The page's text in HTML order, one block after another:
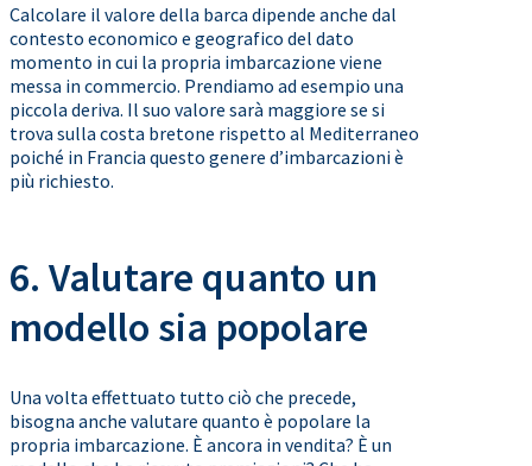
Calcolare il valore della barca dipende anche dal
contesto economico e geografico del dato
momento in cui la propria imbarcazione viene
messa in commercio. Prendiamo ad esempio una
piccola deriva. Il suo valore sarà maggiore se si
trova sulla costa bretone rispetto al Mediterraneo
poiché in Francia questo genere d’imbarcazioni è
più richiesto.
6. Valutare quanto un
modello sia popolare
Una volta effettuato tutto ciò che precede,
bisogna anche valutare quanto è popolare la
propria imbarcazione. È ancora in vendita? È un